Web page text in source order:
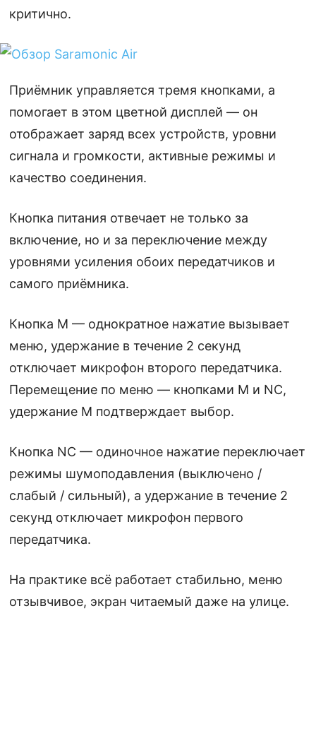
критично.
Приёмник управляется тремя кнопками, а
помогает в этом цветной дисплей — он
отображает заряд всех устройств, уровни
сигнала и громкости, активные режимы и
качество соединения.
Кнопка питания отвечает не только за
включение, но и за переключение между
уровнями усиления обоих передатчиков и
самого приёмника.
Кнопка M — однократное нажатие вызывает
меню, удержание в течение 2 секунд
отключает микрофон второго передатчика.
Перемещение по меню — кнопками M и NC,
удержание M подтверждает выбор.
Кнопка NC — одиночное нажатие переключает
режимы шумоподавления (выключено /
слабый / сильный), а удержание в течение 2
секунд отключает микрофон первого
передатчика.
На практике всё работает стабильно, меню
отзывчивое, экран читаемый даже на улице.